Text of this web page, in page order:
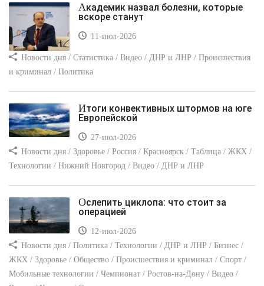
Академик назвал болезни, которые
вскоре станут
11-июл-2026
Новости дня / Статистика / Видео / ДНР и ЛНР / Происшествия
и криминал / Политика
Итоги конвективных штормов на юге
Европейской
27-июл-2026
Новости дня / Здоровье / Россия / Красноярск / Таблица / ЖКХ /
Технологии / Нижний Новгород / Видео / ДНР и ЛНР
Ослепить циклопа: что стоит за
операцией
12-июл-2026
Новости дня / Политика / Технологии / ДНР и ЛНР / Бизнес /
ЖКХ / Здоровье / Общество / Происшествия и криминал / Спорт /
Мобильные технологии / Чемпионат / Ростов-на-Дону / Видео /